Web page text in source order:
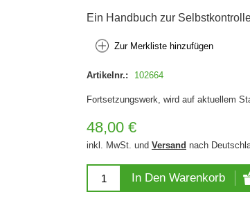
Ein Handbuch zur
Zur Merkliste hinzufügen
Artikelnr.: 102664
Fortsetzungswerk, wird auf aktuellem
48,00 €
inkl. MwSt. und Versand nach
In Den Warenkorb